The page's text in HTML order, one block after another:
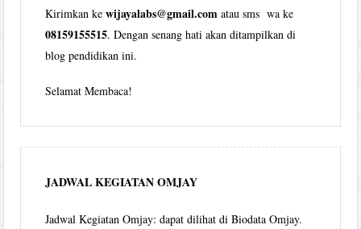
Kirimkan kewijayalabs@gmail.com atau sms wa ke
08159155515. Dengan senang hati akan ditampilkan di
blog pendidikan ini.
Selamat Membaca!
JADWAL KEGIATAN OMJAY
Jadwal Kegiatan Omjay: dapat dilihat di Biodata Omjay.